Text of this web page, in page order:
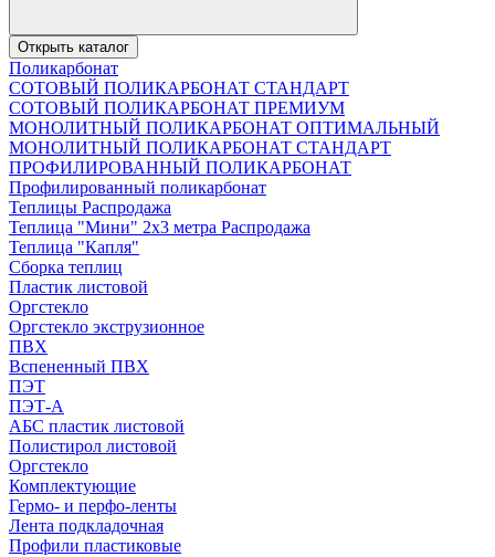
Открыть каталог
Поликарбонат
СОТОВЫЙ ПОЛИКАРБОНАТ СТАНДАРТ
СОТОВЫЙ ПОЛИКАРБОНАТ ПРЕМИУМ
МОНОЛИТНЫЙ ПОЛИКАРБОНАТ ОПТИМАЛЬНЫЙ
МОНОЛИТНЫЙ ПОЛИКАРБОНАТ СТАНДАРТ
ПРОФИЛИРОВАННЫЙ ПОЛИКАРБОНАТ
Профилированный поликарбонат
Теплицы Распродажа
Теплица "Мини" 2х3 метра Распродажа
Теплица "Капля"
Сборка теплиц
Пластик листовой
Оргстекло
Оргстекло экструзионное
ПВХ
Вспененный ПВХ
ПЭТ
ПЭТ-А
АБС пластик листовой
Полистирол листовой
Оргстекло
Комплектующие
Гермо- и перфо-ленты
Лента подкладочная
Профили пластиковые